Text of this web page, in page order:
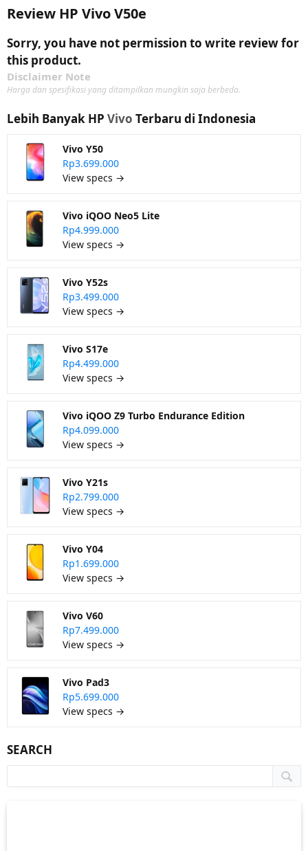
Review HP Vivo V50e
Sorry, you have not permission to write review for
this product.
Disclaimer Note
Harga dan spesifikasi yang ditampilkan mungkin saja berbeda.
Lebih Banyak HP Vivo Terbaru di Indonesia
Vivo Y50
Rp3.699.000
View specs →
Vivo iQOO Neo5 Lite
Rp4.999.000
View specs →
Vivo Y52s
Rp3.499.000
View specs →
Vivo S17e
Rp4.499.000
View specs →
Vivo iQOO Z9 Turbo Endurance Edition
Rp4.099.000
View specs →
Vivo Y21s
Rp2.799.000
View specs →
Vivo Y04
Rp1.699.000
View specs →
Vivo V60
Rp7.499.000
View specs →
Vivo Pad3
Rp5.699.000
View specs →
SEARCH